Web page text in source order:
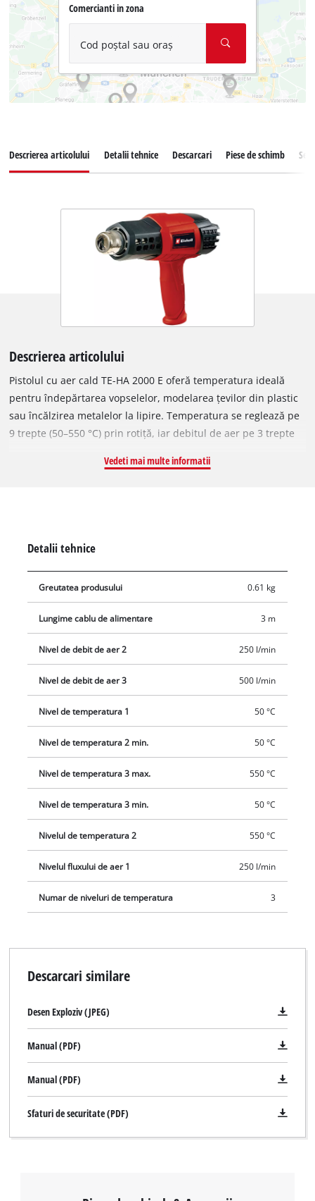
Comercianti in zona
Cod poștal sau oraș
Descrierea articolului Detalii tehnice Descarcari Piese de schimb
Descrierea articolului
Pistolul cu aer cald TE-HA 2000 E oferă temperatura ideală
pentru îndepărtarea vopselelor, modelarea țevilor din plastic
sau încălzirea metalelor la lipire. Temperatura se reglează pe
9 trepte (50–550 °C) prin rotiță, iar debitul de aer pe 3 trepte
schimbarea duzelor. Poate fi folosit și staționar datorită bazei
Vedeti mai multe informatii
Detalii tehnice
Greutatea produsului 0.61 kg
Lungime cablu de alimentare 3 m
Nivel de debit de aer 2 250 l/min
Nivel de debit de aer 3 500 l/min
Nivel de temperatura 1 50 °C
Nivel de temperatura 2 min. 50 °C
Nivel de temperatura 3 max. 550 °C
Nivel de temperatura 3 min. 50 °C
Nivelul de temperatura 2 550 °C
Nivelul fluxului de aer 1 250 l/min
Numar de niveluri de temperatura 3
Descarcari similare
Desen Exploziv (JPEG)
Manual (PDF)
Manual (PDF)
Sfaturi de securitate (PDF)